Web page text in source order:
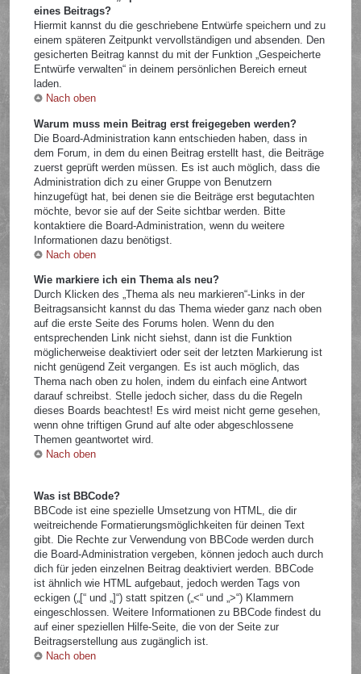
eines Beitrags?
Hiermit kannst du die geschriebene Entwürfe speichern und zu
einem späteren Zeitpunkt vervollständigen und absenden. Den
gesicherten Beitrag kannst du mit der Funktion „Gespeicherte
Entwürfe verwalten“ in deinem persönlichen Bereich erneut
laden.
Nach oben
Warum muss mein Beitrag erst freigegeben werden?
Die Board-Administration kann entschieden haben, dass in
dem Forum, in dem du einen Beitrag erstellt hast, die Beiträge
zuerst geprüft werden müssen. Es ist auch möglich, dass die
Administration dich zu einer Gruppe von Benutzern
hinzugefügt hat, bei denen sie die Beiträge erst begutachten
möchte, bevor sie auf der Seite sichtbar werden. Bitte
kontaktiere die Board-Administration, wenn du weitere
Informationen dazu benötigst.
Nach oben
Wie markiere ich ein Thema als neu?
Durch Klicken des „Thema als neu markieren“-Links in der
Beitragsansicht kannst du das Thema wieder ganz nach oben
auf die erste Seite des Forums holen. Wenn du den
entsprechenden Link nicht siehst, dann ist die Funktion
möglicherweise deaktiviert oder seit der letzten Markierung ist
nicht genügend Zeit vergangen. Es ist auch möglich, das
Thema nach oben zu holen, indem du einfach eine Antwort
darauf schreibst. Stelle jedoch sicher, dass du die Regeln
dieses Boards beachtest! Es wird meist nicht gerne gesehen,
wenn ohne triftigen Grund auf alte oder abgeschlossene
Themen geantwortet wird.
Nach oben
Was ist BBCode?
BBCode ist eine spezielle Umsetzung von HTML, die dir
weitreichende Formatierungsmöglichkeiten für deinen Text
gibt. Die Rechte zur Verwendung von BBCode werden durch
die Board-Administration vergeben, können jedoch auch durch
dich für jeden einzelnen Beitrag deaktiviert werden. BBCode
ist ähnlich wie HTML aufgebaut, jedoch werden Tags von
eckigen („[“ und „]“) statt spitzen („<“ und „>“) Klammern
eingeschlossen. Weitere Informationen zu BBCode findest du
auf einer speziellen Hilfe-Seite, die von der Seite zur
Beitragserstellung aus zugänglich ist.
Nach oben